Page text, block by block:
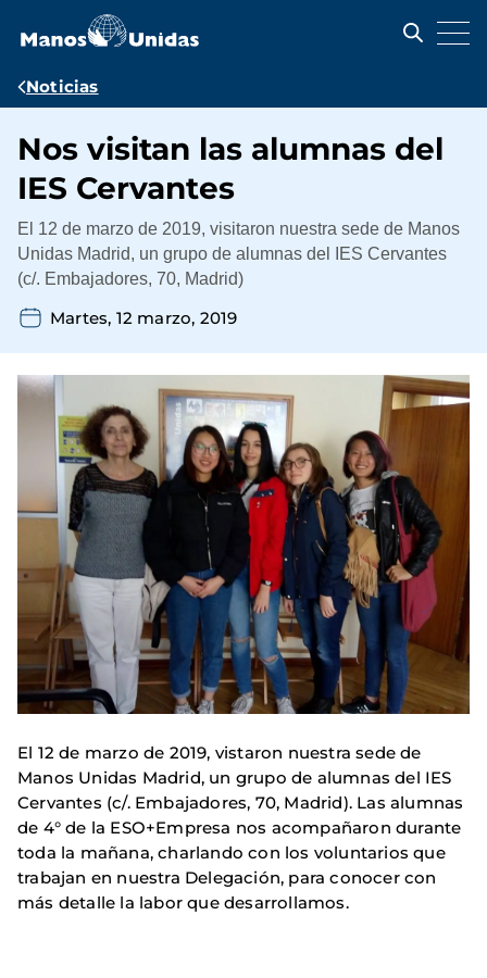
contenido
Ruta
navegación
Noticias
Nos visitan las alumnas del
IES Cervantes
El 12 de marzo de 2019, visitaron nuestra sede de Manos
Unidas Madrid, un grupo de alumnas del
IES Cervantes
(c/. Embajadores, 70, Madrid)
Martes, 12 marzo, 2019
El 12 de marzo de 2019, vistaron nuestra sede de
Manos Unidas Madrid, un grupo de alumnas del IES
Cervantes (c/. Embajadores, 70, Madrid). Las alumnas
de 4° de la ESO+Empresa nos acompañaron durante
toda la mañana, charlando con los voluntarios que
trabajan en nuestra Delegación, para conocer con
más detalle la labor que desarrollamos.